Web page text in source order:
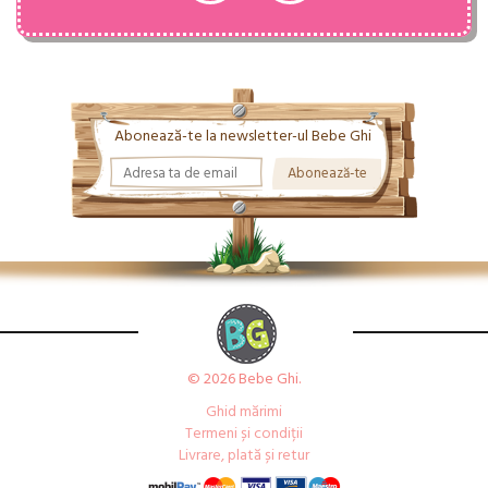
Abonează-te la newsletter-ul Bebe Ghi
© 2026 Bebe Ghi.
Ghid mărimi
Termeni și condiții
Livrare, plată și retur